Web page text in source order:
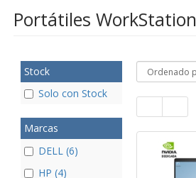
Portátiles WorkStation
Stock
Solo con Stock
Marcas
DELL (6)
HP (4)